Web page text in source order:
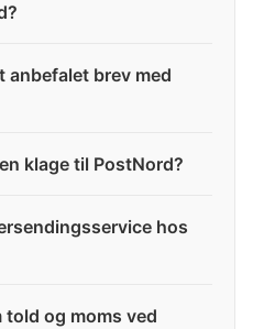
anbefalet brev med
klage til PostNord?
hos
told og moms ved